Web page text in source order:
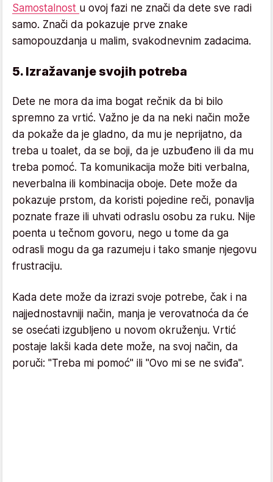
Samostalnost u ovoj fazi ne znači da dete sve radi
samo. Znači da pokazuje prve znake
samopouzdanja u malim, svakodnevnim zadacima.
5. Izražavanje svojih potreba
Dete ne mora da ima bogat rečnik da bi bilo
spremno za vrtić. Važno je da na neki način može
da pokaže da je gladno, da mu je neprijatno, da
treba u toalet, da se boji, da je uzbuđeno ili da mu
treba pomoć. Ta komunikacija može biti verbalna,
neverbalna ili kombinacija oboje. Dete može da
pokazuje prstom, da koristi pojedine reči, ponavlja
poznate fraze ili uhvati odraslu osobu za ruku. Nije
poenta u tečnom govoru, nego u tome da ga
odrasli mogu da ga razumeju i tako smanje njegovu
frustraciju.
Kada dete može da izrazi svoje potrebe, čak i na
najjednostavniji način, manja je verovatnoća da će
se osećati izgubljeno u novom okruženju. Vrtić
postaje lakši kada dete može, na svoj način, da
poruči: "Treba mi pomoć" ili "Ovo mi se ne sviđa".